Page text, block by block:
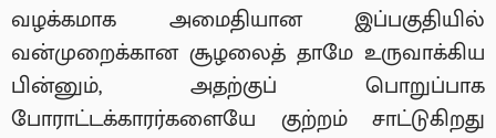
வழக்கமாக அமைதியான இப்பகுதியில்
வன்முறைக்கான சூழலைத் தாமே உருவாக்கிய
பின்னும், அதற்குப் பொறுப்பாக
போராட்டக்காரர்களையே குற்றம் சாட்டுகிறது